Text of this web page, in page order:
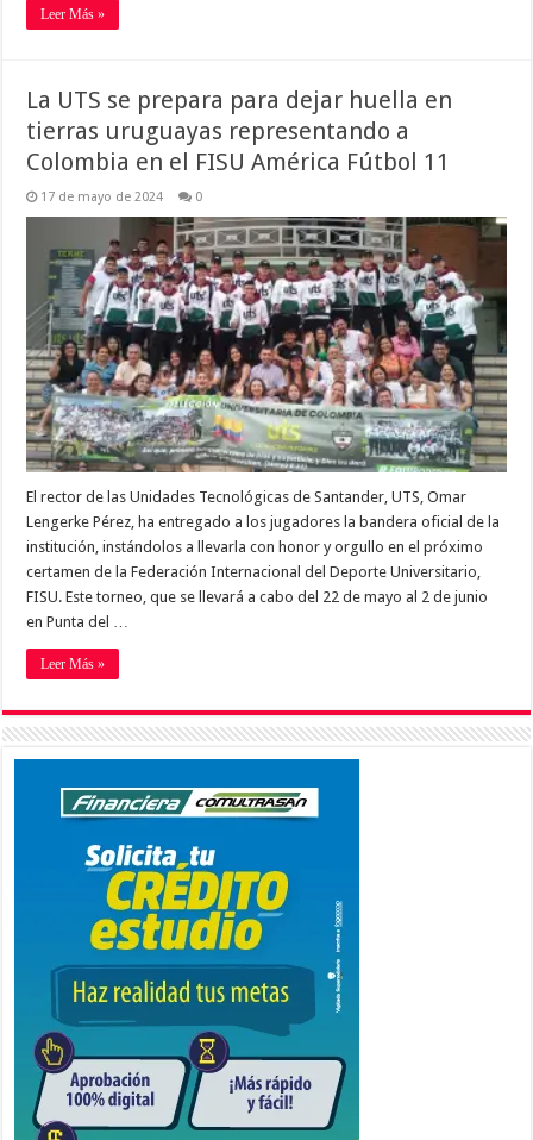
Leer Más »
La UTS se prepara para dejar huella en
tierras uruguayas representando a
Colombia en el FISU América Fútbol 11
17 de mayo de 2024 0
El rector de las Unidades Tecnológicas de Santander, UTS, Omar
Lengerke Pérez, ha entregado a los jugadores la bandera oficial de la
institución, instándolos a llevarla con honor y orgullo en el próximo
certamen de la Federación Internacional del Deporte Universitario,
FISU. Este torneo, que se llevará a cabo del 22 de mayo al 2 de junio
en Punta del …
Leer Más »